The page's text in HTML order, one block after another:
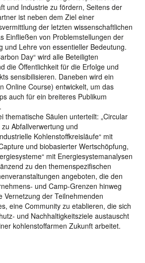
und Industrie zu fördern, Seitens der
ist neben dem Ziel einer
der letzten wissenschaftlichen
Einfließen von Problemstellungen der
und Lehre von essentieller Bedeutung.
Day“ wird alle Beteiligten
die Öffentlichkeit für die Erfolge und
sensibilisieren. Daneben wird ein
Online Course) entwickelt, um das
auch für ein breiteres Publikum
thematische Säulen unterteilt: „Circular
Abfallverwertung und
Kohlenstoffkreisläufe“ mit
und biobasierter Wertschöpfung,
mit Energiesystemanalysen
zu den themenspezifischen
angeboten, die den
und Camp-Grenzen hinweg
Vernetzung der Teilnehmenden
eine Community zu etablieren, die sich
und Nachhaltigkeitsziele austauscht
kohlenstoffarmen Zukunft arbeitet.